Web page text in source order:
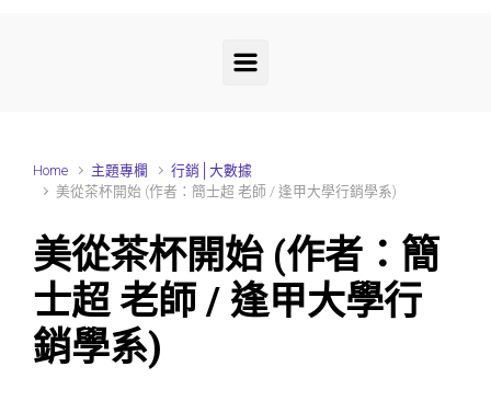
Home 主題專欄
行銷│大數據
美從茶杯開始 (作者：簡士超 老師 / 逢甲大學行銷學系)
美從茶杯開始 (作者：簡
士超 老師 / 逢甲大學行
銷學系)